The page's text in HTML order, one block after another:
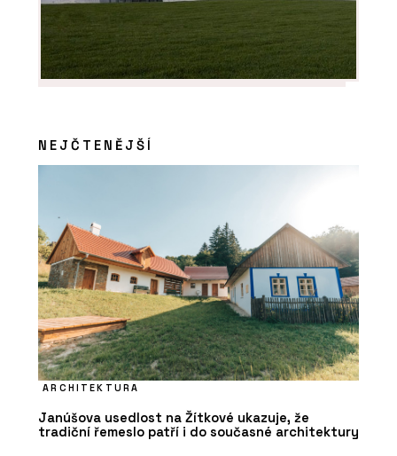
NEJČTENĚJŠÍ
ARCHITEKTURA
Janúšova usedlost na Žítkové ukazuje, že
tradiční řemeslo patří i do současné architektury